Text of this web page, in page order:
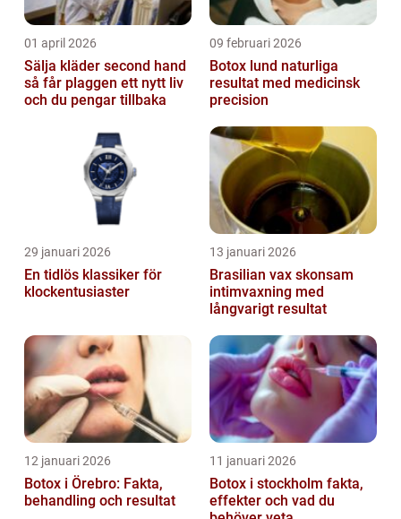
01 april 2026
Sälja kläder second hand
så får plaggen ett nytt liv
och du pengar tillbaka
09 februari 2026
Botox lund naturliga
resultat med medicinsk
precision
29 januari 2026
En tidlös klassiker för
klockentusiaster
13 januari 2026
Brasilian vax skonsam
intimvaxning med
långvarigt resultat
12 januari 2026
Botox i Örebro: Fakta,
behandling och resultat
11 januari 2026
Botox i stockholm fakta,
effekter och vad du